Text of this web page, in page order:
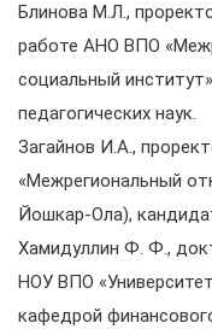
Блинова М.Л.,
работе АНО ВПО
социальный
педагогических наук.
Загайнов И.А.,
«Межрегиональный
Йошкар-Ола),
Хамидуллин Ф. Ф.,
НОУ ВПО
кафедрой